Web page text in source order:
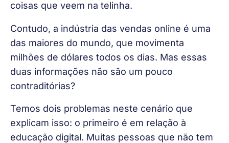
coisas que veem na telinha.
Contudo, a indústria das vendas online é uma
das maiores do mundo, que movimenta
milhões de dólares todos os dias. Mas essas
duas informações não são um pouco
contraditórias?
Temos dois problemas neste cenário que
explicam isso: o primeiro é em relação à
educação digital. Muitas pessoas que não tem